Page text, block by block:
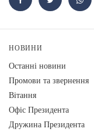
НОВИНИ
Останні новини
Промови та звернення
Вiтання
Офіс Президента
Дружина Президента